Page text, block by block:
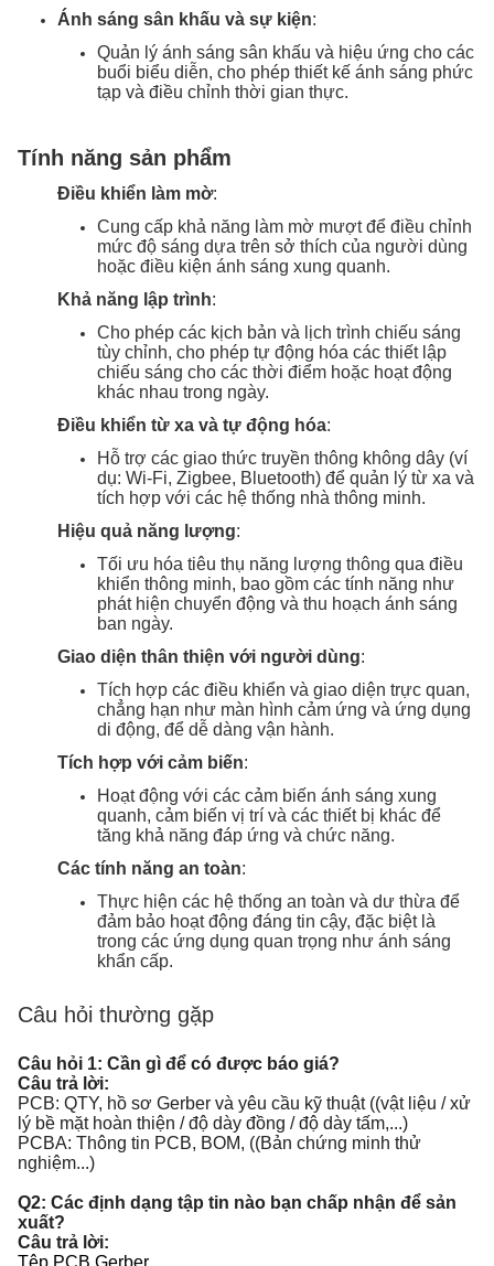
Ánh sáng sân khấu và sự kiện:
Quản lý ánh sáng sân khấu và hiệu ứng cho các
buổi biểu diễn, cho phép thiết kế ánh sáng phức
tạp và điều chỉnh thời gian thực.
Tính năng sản phẩm
Điều khiển làm mờ:
Cung cấp khả năng làm mờ mượt để điều chỉnh
mức độ sáng dựa trên sở thích của người dùng
hoặc điều kiện ánh sáng xung quanh.
Khả năng lập trình:
Cho phép các kịch bản và lịch trình chiếu sáng
tùy chỉnh, cho phép tự động hóa các thiết lập
chiếu sáng cho các thời điểm hoặc hoạt động
khác nhau trong ngày.
Điều khiển từ xa và tự động hóa:
Hỗ trợ các giao thức truyền thông không dây (ví
dụ: Wi-Fi, Zigbee, Bluetooth) để quản lý từ xa và
tích hợp với các hệ thống nhà thông minh.
Hiệu quả năng lượng:
Tối ưu hóa tiêu thụ năng lượng thông qua điều
khiển thông minh, bao gồm các tính năng như
phát hiện chuyển động và thu hoạch ánh sáng
ban ngày.
Giao diện thân thiện với người dùng:
Tích hợp các điều khiển và giao diện trực quan,
chẳng hạn như màn hình cảm ứng và ứng dụng
di động, để dễ dàng vận hành.
Tích hợp với cảm biến:
Hoạt động với các cảm biến ánh sáng xung
quanh, cảm biến vị trí và các thiết bị khác để
tăng khả năng đáp ứng và chức năng.
Các tính năng an toàn:
Thực hiện các hệ thống an toàn và dư thừa để
đảm bảo hoạt động đáng tin cậy, đặc biệt là
trong các ứng dụng quan trọng như ánh sáng
khẩn cấp.
Câu hỏi thường gặp
Câu hỏi 1: Cần gì để có được báo giá?
Câu trả lời:
PCB: QTY, hồ sơ Gerber và yêu cầu kỹ thuật ((vật liệu / xử
lý bề mặt hoàn thiện / độ dày đồng / độ dày tấm,...)
PCBA: Thông tin PCB, BOM, ((Bản chứng minh thử
nghiệm...)
Q2: Các định dạng tập tin nào bạn chấp nhận để sản
xuất?
Câu trả lời:
Tệp PCB Gerber